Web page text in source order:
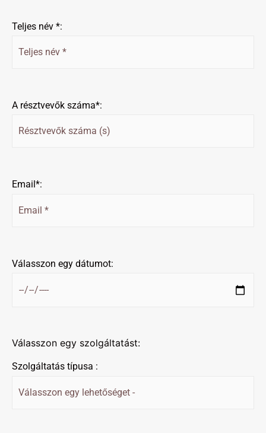
Teljes név *:
A résztvevők száma*:
Email*:
Válasszon egy dátumot:
Válasszon egy szolgáltatást:
Szolgáltatás típusa :